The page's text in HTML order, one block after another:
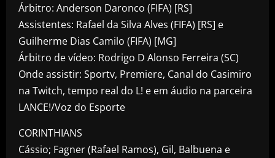
Árbitro: Anderson Daronco (FIFA) [RS]
Assistentes: Rafael da Silva Alves (FIFA) [RS] e
Guilherme Dias Camilo (FIFA) [MG]
Árbitro de vídeo: Rodrigo D Alonso Ferreira (SC)
Onde assistir: Sportv, Premiere, Canal do Casimiro
na Twitch, tempo real do L! e em áudio na parceira
LANCE!/Voz do Esporte
CORINTHIANS
Cássio; Fagner (Rafael Ramos), Gil, Balbuena e